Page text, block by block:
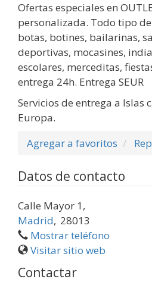
Ofertas especiales en
personalizada. Todo tipo
botas, botines, bailarinas,
deportivas, mocasines,
escolares, merceditas,
entrega 24h. Entrega SEUR
Servicios de entrega a Islas
Europa.
Agregar a favoritos
Datos de contacto
Calle Mayor 1,
Madrid, 28013
Mostrar teléfono
Visitar sitio web
Contactar